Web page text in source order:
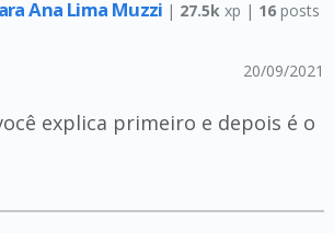
Ana Lima Muzzi | 27.5k xp | 16 posts
20/09/2021
explica primeiro e depois é o